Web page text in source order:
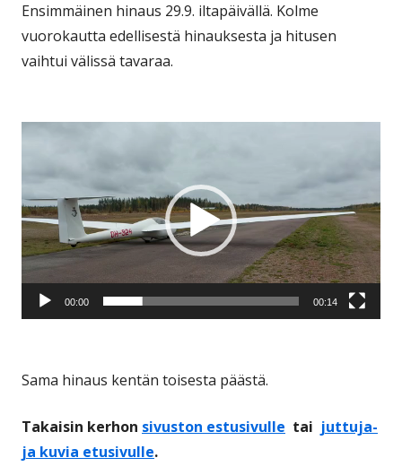
Ensimmäinen hinaus 29.9. iltapäivällä. Kolme
vuorokautta edellisestä hinauksesta ja hitusen
vaihtui välissä tavaraa.
Videotoistin
00:00 00:14
Sama hinaus kentän toisesta päästä.
Takaisin kerhon sivuston estusivulle tai juttuja-
ja kuvia etusivulle.